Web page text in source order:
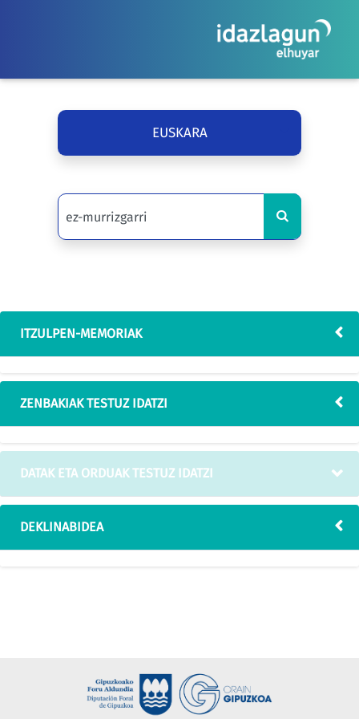
EUSKARA
ITZULPEN-MEMORIAK
ZENBAKIAK TESTUZ IDATZI
DATAK ETA ORDUAK TESTUZ IDATZI
DEKLINABIDEA